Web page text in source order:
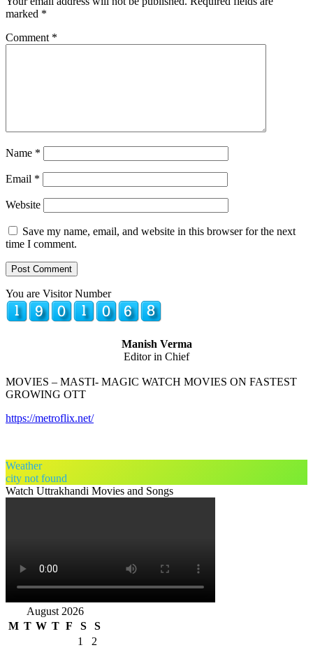
marked *
Comment *
Name *
Email *
Website
Save my name, email, and website in this browser for the next
time I comment.
You are Visitor Number
Manish Verma
Editor in Chief
MOVIES – MASTI- MAGIC WATCH MOVIES ON FASTEST
GROWING OTT
https://metroflix.net/
Weather
city not found
Watch Uttrakhandi Movies and Songs
August 2026
M T W T F S
S
1
2